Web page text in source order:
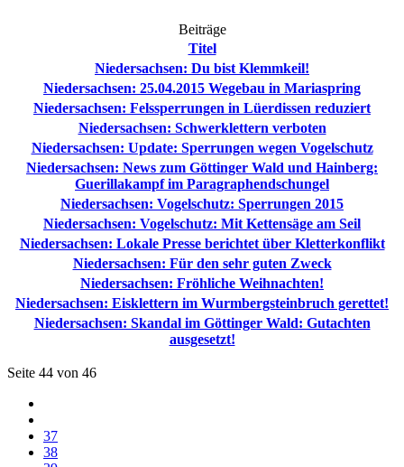
Beiträge
Titel
Niedersachsen: Du bist Klemmkeil!
Niedersachsen: 25.04.2015 Wegebau in Mariaspring
Niedersachsen: Felssperrungen in Lüerdissen reduziert
Niedersachsen: Schwerklettern verboten
Niedersachsen: Update: Sperrungen wegen Vogelschutz
Niedersachsen: News zum Göttinger Wald und Hainberg:
Guerillakampf im Paragraphendschungel
Niedersachsen: Vogelschutz: Sperrungen 2015
Niedersachsen: Vogelschutz: Mit Kettensäge am Seil
Niedersachsen: Lokale Presse berichtet über Kletterkonflikt
Niedersachsen: Für den sehr guten Zweck
Niedersachsen: Fröhliche Weihnachten!
Niedersachsen: Eisklettern im Wurmbergsteinbruch gerettet!
Niedersachsen: Skandal im Göttinger Wald: Gutachten
ausgesetzt!
Seite 44 von 46
37
38